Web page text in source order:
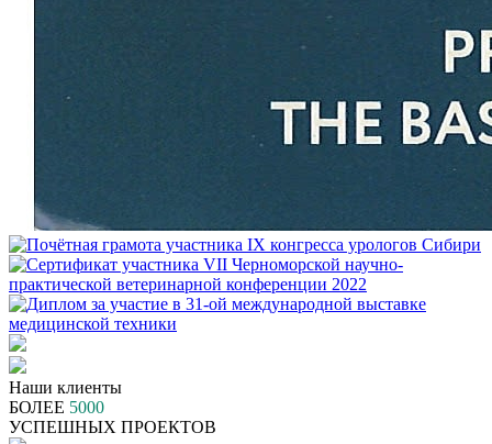
Наши клиенты
БОЛЕЕ 5000
УСПЕШНЫХ ПРОЕКТОВ